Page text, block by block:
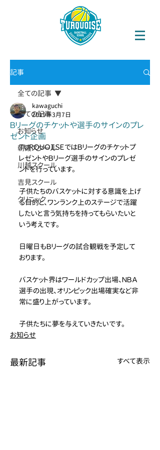
記事
全ての記事
お知らせ
朝霞スクール
川越スクール
吉見スクール
クリニック
全ての記事
Ｂリーグのチケットや選手のサインのプレ
ゼント企画
kawaguchi
2019年3月7日
ＴＵＲＱＵＯＩＳＥではＢリーグのチケットプ
レゼントやＢリーグ選手のサインのプレゼ
ントを行っています。
子供たちのバスケットに対する意識を上げ
る目的と、ワンランク上のステージで活躍
したいと言う気持ちを持ってもらいたいと
いう考えです。
日曜日もＢリーグの試合観戦を予定して
おります。
バスケット界はワールドカップ出場、ＮＢＡ
選手の出現、オリンピック出場確実など非
常に盛り上がっています。
子供たちに夢を与えていきたいです。
お知らせ
最新記事 すべて表示